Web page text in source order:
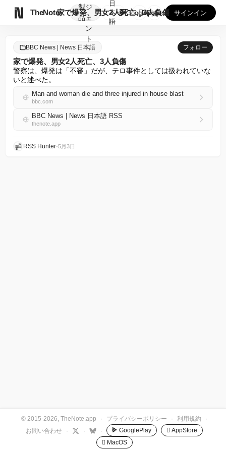
TheNote
製
品
ジ
ェ
ン
ト
家で爆発、男女2人死亡、3人負傷
日
本
語
GooglePlay
AppStore サインイン
BBC News | News 日本語 フォロー
家で爆発、男女2人死亡、3人負傷
警察は、爆発は「不審」だが、テロ事件としては扱われていな
いと述べた。
Man and woman die and three injured in house blast
bbc.com
BBC News | News 日本語 RSS
thenote.app
RSS Hunter•5月3日
© 2015-2026, TheNote.app · プライバシーポリシー · 利用規約
·
お問い合わせ
· · · GooglePlay
 AppStore
 MacOS